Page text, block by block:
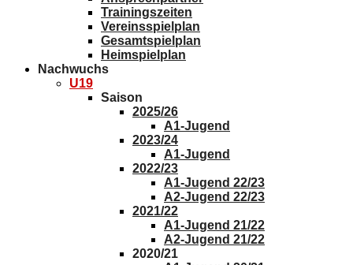
Trainingszeiten
Vereinsspielplan
Gesamtspielplan
Heimspielplan
Nachwuchs
U19
Saison
2025/26
A1-Jugend
2023/24
A1-Jugend
2022/23
A1-Jugend 22/23
A2-Jugend 22/23
2021/22
A1-Jugend 21/22
A2-Jugend 21/22
2020/21